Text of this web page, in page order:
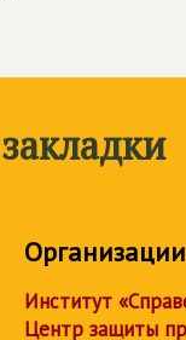
Организации
Институт
Центр защиты